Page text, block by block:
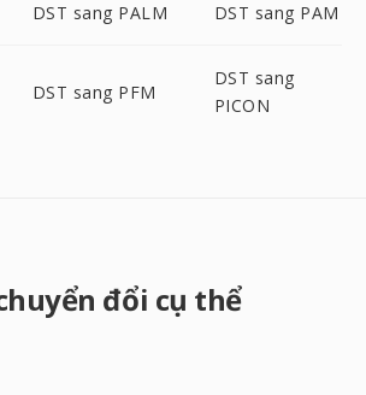
DST sang PALM DST sang PAM
DST sang PFM
DST sang
PICON
đổi cụ thể